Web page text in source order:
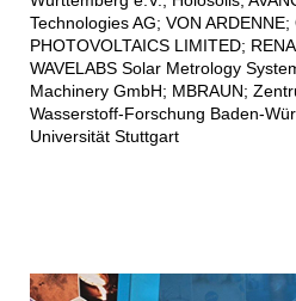
Technologies AG; VON ARDENNE;
PHOTOVOLTAICS LIMITED;
WAVELABS Solar Metrology
Machinery GmbH; MBRAUN;
Wasserstoff-Forschung Baden-
Universität Stuttgart